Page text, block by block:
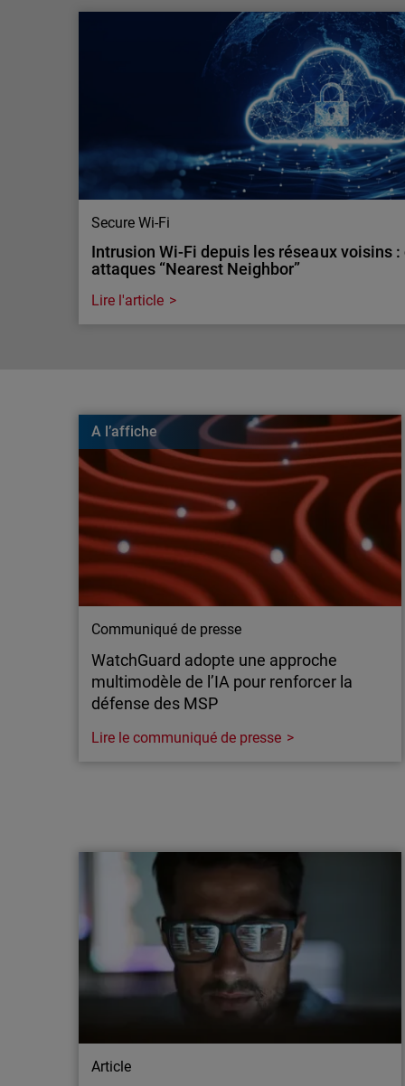
WatchGuard ThreatSync+ NDR élu Produit
ThreatSync+ NDR remporte le CRN Product of
cloud-native et IA offrant détection rapide,
Secure Wi-Fi
Intrusion Wi-Fi depuis les réseaux voisins
attaques “Nearest Neighbor”
Les attaques “Nearest Neighbor” permettent à
un réseau d’entreprise… depuis un réseau Wi-Fi
elles fonctionnent et comment les bloquer grâce
intégrant la sécurité sans fil.
Lire l'article
A l’affiche
Communiqué de presse
WatchGuard adopte une approche
multimodèle de l’IA pour renforcer la
défense des MSP
défense des MSP
WatchGuard® Technologies, leader mondial
de la cybersécurité unifiée pour les
fournisseurs de services managés (MSP),
annonce aujourd’hui de nouveaux
investissements dans l’IA appliquée à la
sécurité des applications, élargissant ainsi
son accès aux capacités avancées d’OpenAI
et d’Anthropic…
Lire le communiqué de presse
Article